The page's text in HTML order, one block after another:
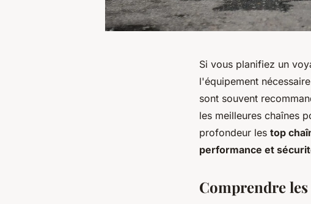
Si vous planifiez un
l'équipement
sont souvent
les meilleures chaînes
profondeur les top
performance et
Comprendre